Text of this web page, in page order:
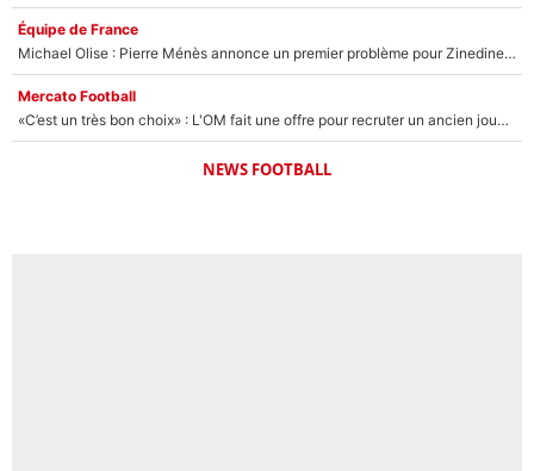
Équipe de France
Michael Olise : Pierre Ménès annonce un premier problème pour Zinedine Zidane en équipe de France
Mercato Football
«C’est un très bon choix» : L'OM fait une offre pour recruter un ancien joueur du PSG... et c'est validé dans l'After Foot !
NEWS FOOTBALL